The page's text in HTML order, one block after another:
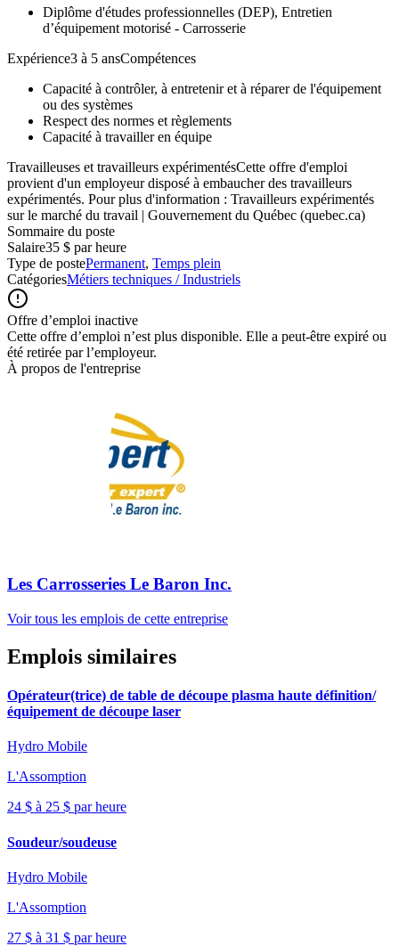
Diplôme d'études professionnelles (DEP), Entretien
d’équipement motorisé - Carrosserie
Expérience3 à 5 ansCompétences
Capacité à contrôler, à entretenir et à réparer de l'équipement
ou des systèmes
Respect des normes et règlements
Capacité à travailler en équipe
Travailleuses et travailleurs expérimentésCette offre d'emploi
provient d'un employeur disposé à embaucher des travailleurs
expérimentés. Pour plus d'information : Travailleurs expérimentés
sur le marché du travail | Gouvernement du Québec (quebec.ca)
Sommaire du poste
Salaire35 $ par heure
Type de postePermanent, Temps plein
CatégoriesMétiers techniques / Industriels
Offre d’emploi inactive
Cette offre d’emploi n’est plus disponible. Elle a peut-être expiré ou
été retirée par l’employeur.
À propos de l'entreprise
Les Carrosseries Le Baron Inc.
Voir tous les emplois de cette entreprise
Emplois similaires
Opérateur(trice) de table de découpe plasma haute définition/
équipement de découpe laser
Hydro Mobile
L'Assomption
24 $ à 25 $ par heure
Soudeur/soudeuse
Hydro Mobile
L'Assomption
27 $ à 31 $ par heure